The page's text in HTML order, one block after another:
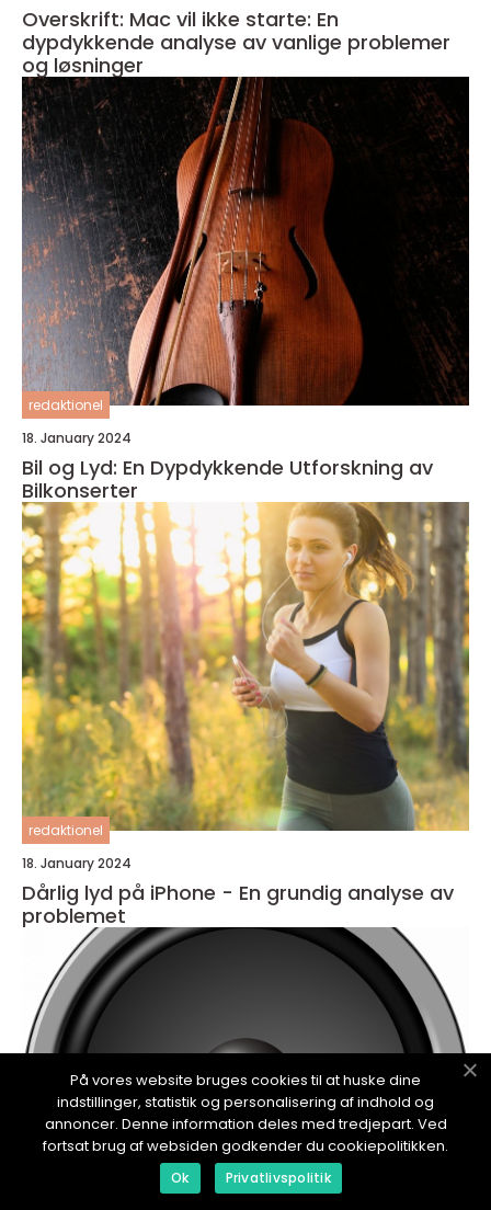
Overskrift: Mac vil ikke starte: En
dypdykkende analyse av vanlige problemer
og løsninger
redaktionel
18. January 2024
Bil og Lyd: En Dypdykkende Utforskning av
Bilkonserter
redaktionel
18. January 2024
Dårlig lyd på iPhone - En grundig analyse av
problemet
På vores website bruges cookies til at huske dine
indstillinger, statistik og personalisering af indhold og
annoncer. Denne information deles med tredjepart. Ved
fortsat brug af websiden godkender du cookiepolitikken.
Ok Privatlivspolitik